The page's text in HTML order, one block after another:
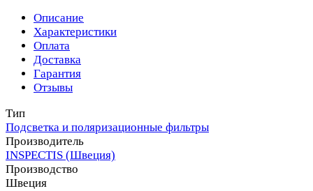
Описание
Характеристики
Оплата
Доставка
Гарантия
Отзывы
Тип
Подсветка и поляризационные фильтры
Производитель
INSPECTIS (Швеция)
Производство
Швеция